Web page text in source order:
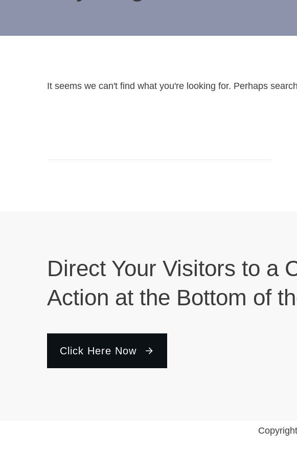
It seems we can't find what you're looking for. Perhaps
Direct Your Visitors to a
Action at the Bottom of
Click Here Now